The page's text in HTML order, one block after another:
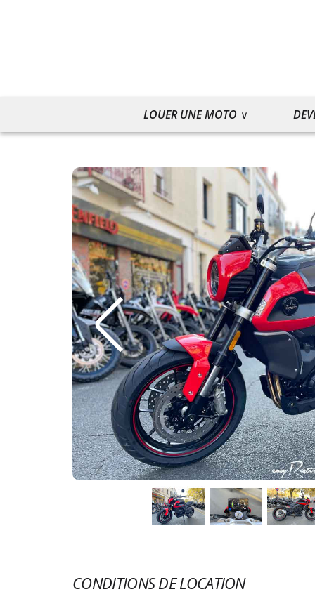
LOUER UNE MOTO
CONDITIONS DE LOCATION